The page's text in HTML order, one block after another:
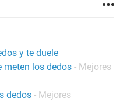
y te duele
meten los dedos - Mejores
dedos - Mejores